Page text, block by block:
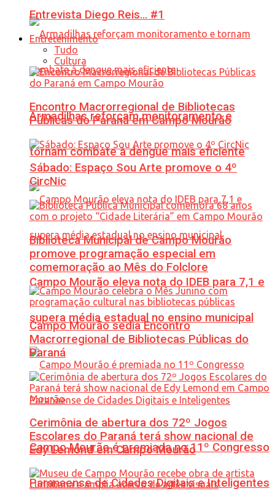
Armadilhas reforçam monitoramento e
tornam combate à dengue mais eficiente
Campo Mourão eleva nota do IDEB para 7,1 e
supera média estadual no ensino municipal
Campo Mourão é premiada no 11º Congresso
Paranaense de Cidades Digitais e Inteligentes
Entrevista Diego Reis… #1
Entretenimento
Tudo
Cultura
Encontro Macrorregional de Bibliotecas
Públicas do Paraná em Campo Mourão
Sábado: Espaço Sou Arte promove o 4º
CircNic
Biblioteca Municipal de Campo Mourão
promove programação especial em
comemoração ao Mês do Folclore
Campo Mourão sedia Encontro
Macrorregional de Bibliotecas Públicas do
Paraná
Cerimônia de abertura dos 72º Jogos
Escolares do Paraná terá show nacional de
Edy Lemond em Campo Mourão